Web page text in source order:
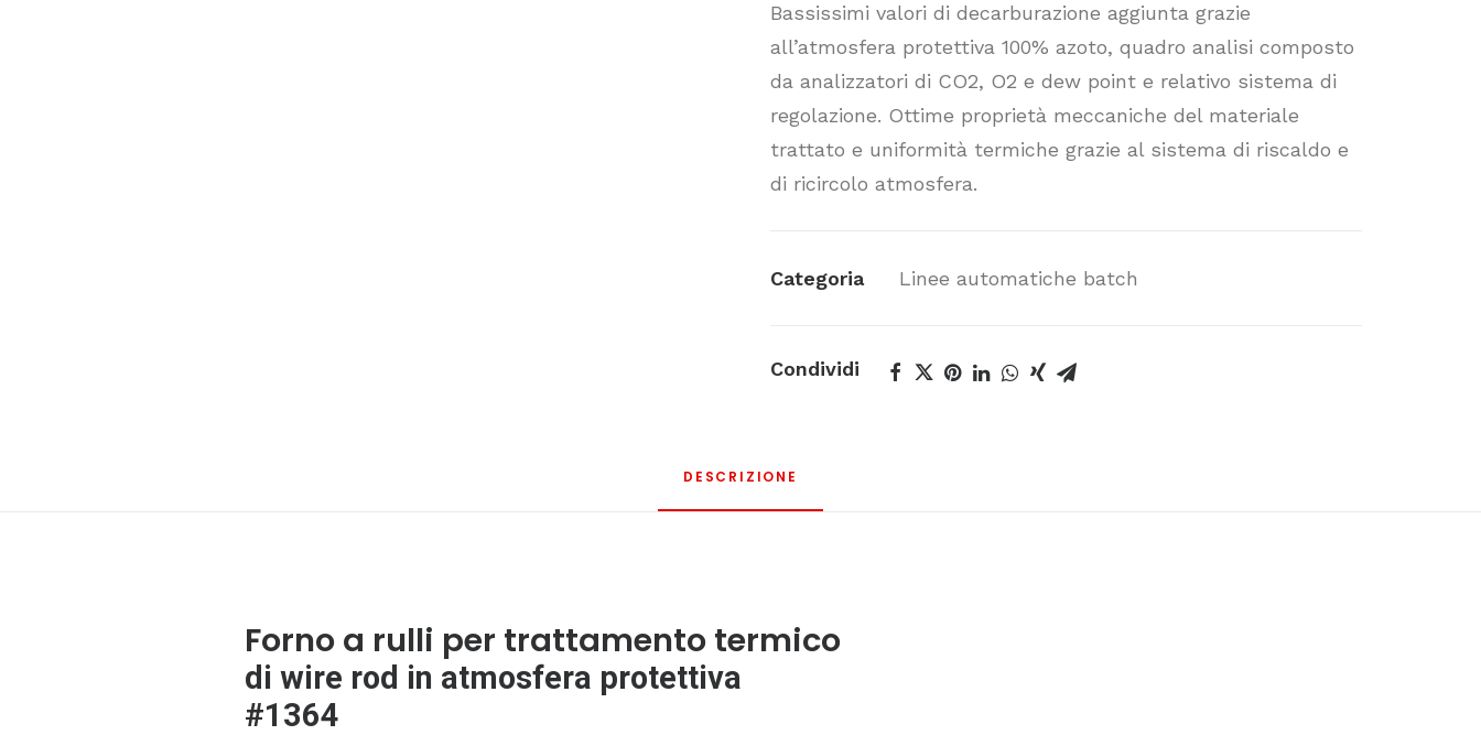
Bassissimi valori di decarburazione aggiunta grazie
all’atmosfera protettiva 100% azoto, quadro analisi composto
da analizzatori di CO2, O2 e dew point e relativo sistema di
regolazione. Ottime proprietà meccaniche del materiale
trattato e uniformità termiche grazie al sistema di riscaldo e
di ricircolo atmosfera.
Categoria Linee automatiche batch
Condividi
DESCRIZIONE
Forno a rulli per trattamento termico
di wire rod in atmosfera protettiva
#1364